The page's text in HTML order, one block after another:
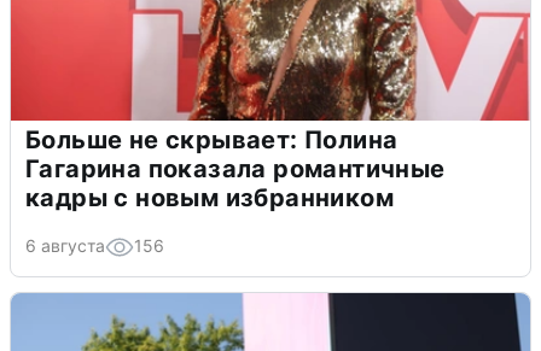
Больше не скрывает: Полина
Гагарина показала романтичные
кадры с новым избранником
6 августа 156